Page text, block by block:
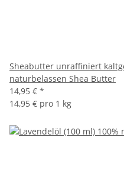
Sheabutter unraffiniert
naturbelassen Shea Butter
14,95 € *
14,95 € pro 1 kg